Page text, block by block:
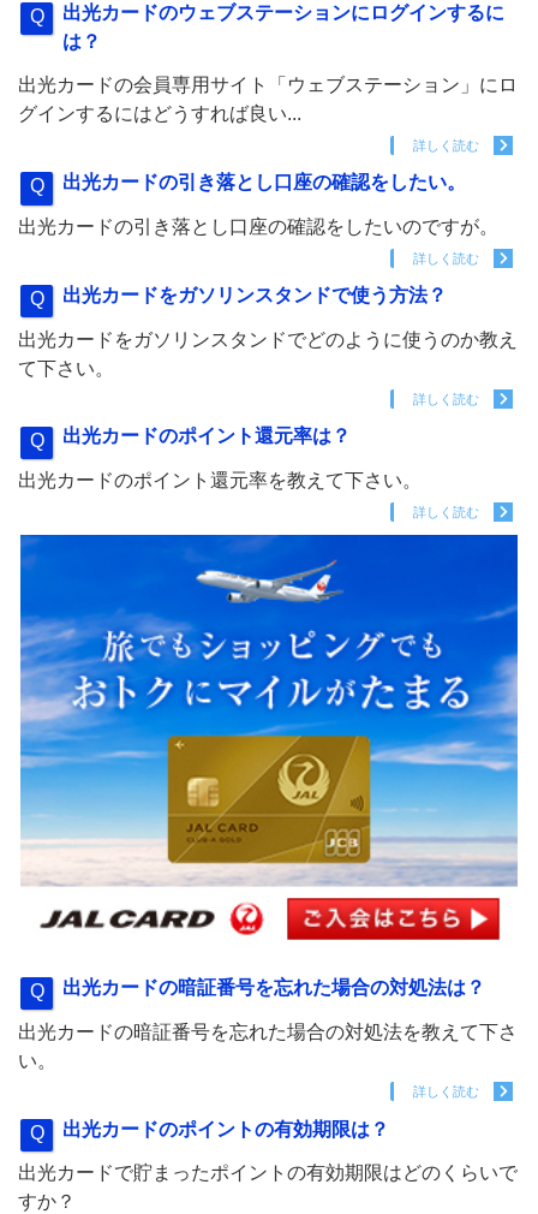
出光カードのウェブステーションにログインするに
は？
出光カードの会員専用サイト「ウェブステーション」にロ
グインするにはどうすれば良い...
詳しく読む
出光カードの引き落とし口座の確認をしたい。
出光カードの引き落とし口座の確認をしたいのですが。
詳しく読む
出光カードをガソリンスタンドで使う方法？
出光カードをガソリンスタンドでどのように使うのか教え
て下さい。
詳しく読む
出光カードのポイント還元率は？
出光カードのポイント還元率を教えて下さい。
詳しく読む
出光カードの暗証番号を忘れた場合の対処法は？
出光カードの暗証番号を忘れた場合の対処法を教えて下さ
い。
詳しく読む
出光カードのポイントの有効期限は？
出光カードで貯まったポイントの有効期限はどのくらいで
すか？